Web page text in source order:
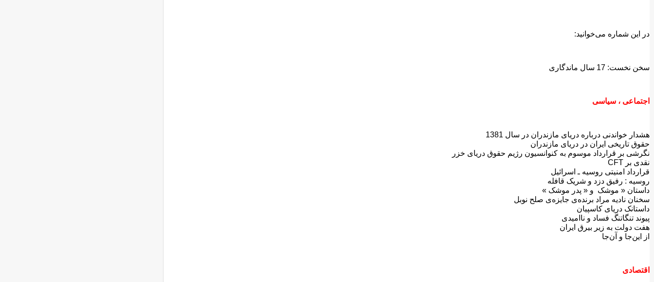
در این شماره می‌خوانید:
سخن نخست: 17 سال ماندگاری
اجتماعی ، سیاسی
هشدار خواندنی درباره دریای مازندران در سال 1381
حقوق تاریخی ایران در دریای مازندران
نگرشی بر قرارداد موسوم به کنوانسیون رژیم حقوق دریای خزر
نقدی بر CFT
قرارداد امنیتی روسیه ـ اسرائیل
روسیه : رفیق دزد و شریک قافله
داستان « موشک و « پدر موشک »
سخنان نادیه مراد برنده‌ی جایزه‌ی صلح نوبل
داستانک دریای کاسپیان
پیوند تنگاتنگ فساد و ناامیدی
هفت دولت به زیر بیرق ایران
از این‌جا و آن‌جا
اقتصادی